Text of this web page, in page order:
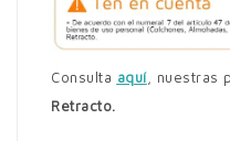
Consulta aquí, nuestras
Retracto.